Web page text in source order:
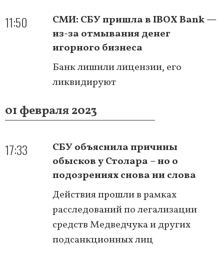
11:50
СМИ: СБУ пришла в IBOX Bank —
из-за отмывания денег
игорного бизнеса
Банк лишили лицензии, его
ликвидируют
01 февраля 2023
17:33
СБУ объяснила причины
обысков у Столара – но о
подозрениях снова ни слова
Действия прошли в рамках
расследований по легализации
средств Медведчука и других
подсанкционных лиц